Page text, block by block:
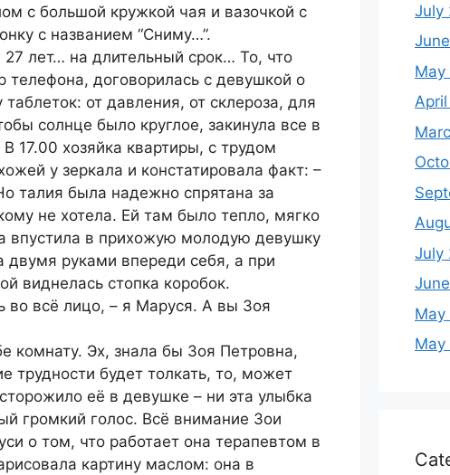
с большой кружкой чая и вазочкой с
с названием “Сниму…”.
лет… на длительный срок… То, что
договорилась с девушкой о
от давления, от склероза, для
солнце было круглое, закинула все в
17.00 хозяйка квартиры, с трудом
у зеркала и констатировала факт: –
талия была надежно спрятана за
не хотела. Ей там было тепло, мягко
впустила в прихожую молодую девушку
руками впереди себя, а при
виднелась стопка коробок.
во всё лицо, – я Маруся. А вы Зоя
комнату. Эх, знала бы Зоя Петровна,
трудности будет толкать, то, может
её в девушке – ни эта улыбка
громкий голос. Всё внимание Зои
о том, что работает она терапевтом в
картину маслом: она в
July
May
July
May
May